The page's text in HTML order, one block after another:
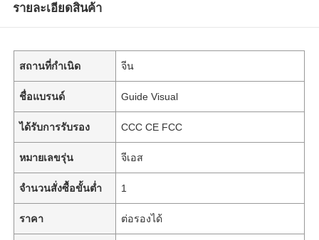
รายละเอียดสินค้า
สถานที่กำเนิด จีน
ชื่อแบรนด์ Guide Visual
ได้รับการรับรอง CCC CE FCC
หมายเลขรุ่น จีเอส
จำนวนสั่งซื้อขั้นต่ำ 1
ราคา ต่อรองได้